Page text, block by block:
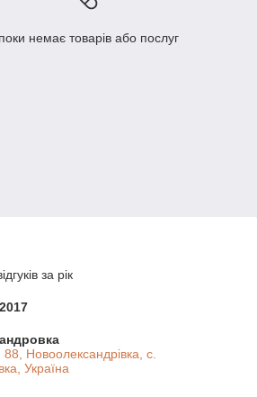
немає товарів або послуг
за рік
Новоолександрівка, с.
Україна